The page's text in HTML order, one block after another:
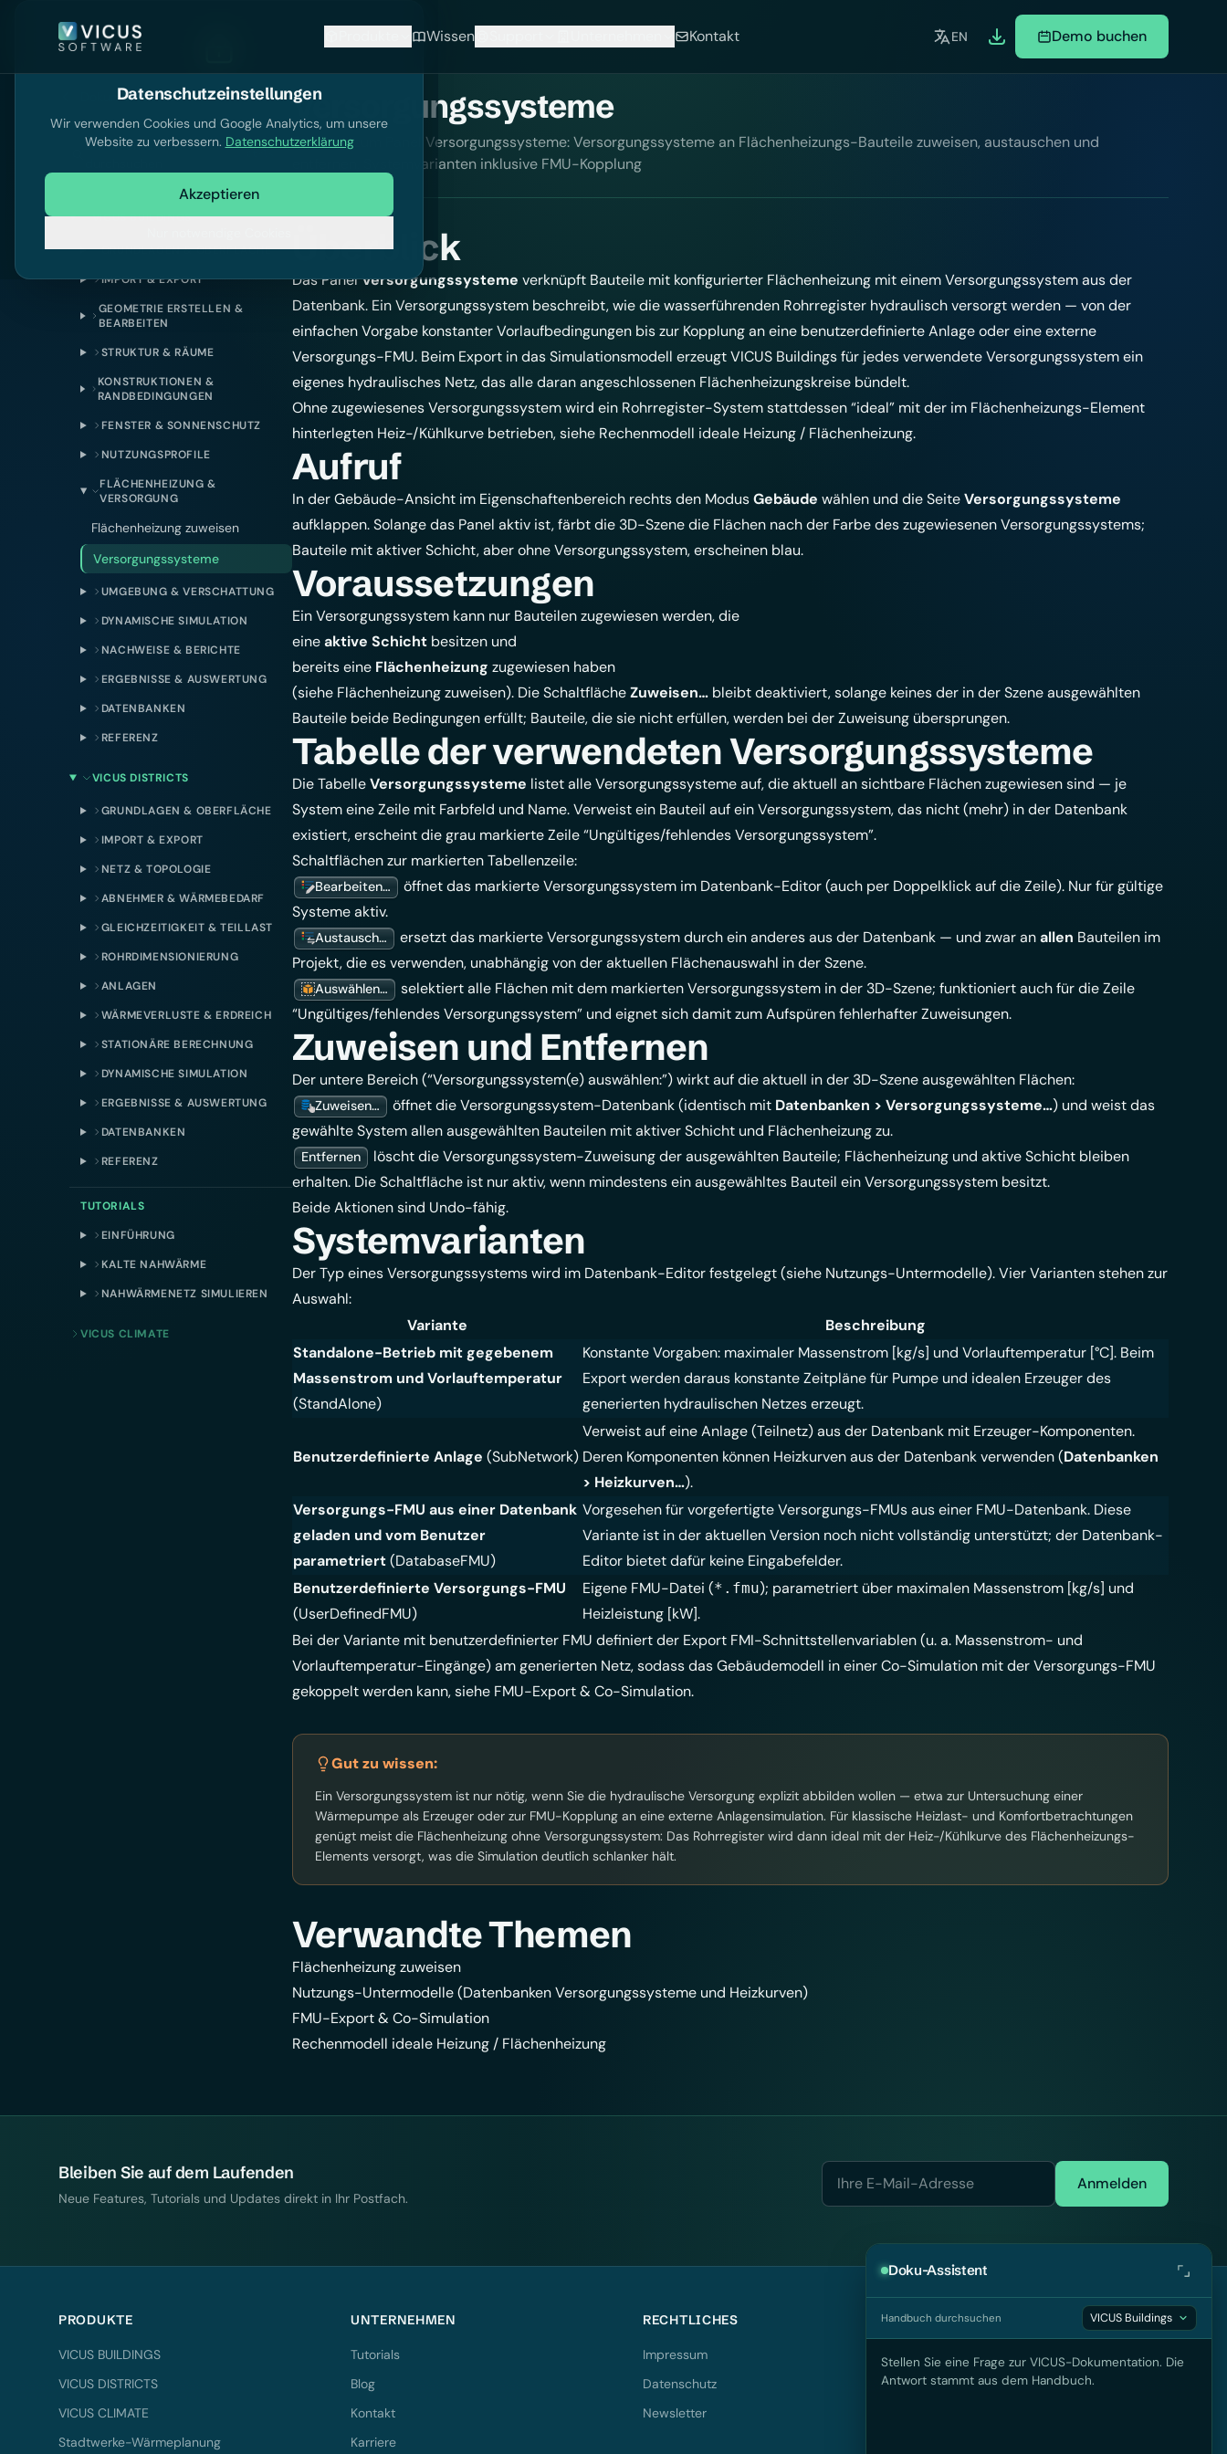
Wissen Kontakt EN Demo buchen
Dokumentation
Dokumentation
VICUS BUILDINGS
GRUNDLAGEN & OBERFLÄCHE
IMPORT & EXPORT
GEOMETRIE ERSTELLEN &
BEARBEITEN
STRUKTUR & RÄUME
KONSTRUKTIONEN &
RANDBEDINGUNGEN
FENSTER & SONNENSCHUTZ
NUTZUNGSPROFILE
FLÄCHENHEIZUNG &
VERSORGUNG
Flächenheizung zuweisen
Versorgungssysteme
UMGEBUNG & VERSCHATTUNG
DYNAMISCHE SIMULATION
NACHWEISE & BERICHTE
ERGEBNISSE & AUSWERTUNG
DATENBANKEN
REFERENZ
VICUS DISTRICTS
GRUNDLAGEN & OBERFLÄCHE
IMPORT & EXPORT
NETZ & TOPOLOGIE
ABNEHMER & WÄRMEBEDARF
GLEICHZEITIGKEIT & TEILLAST
ROHRDIMENSIONIERUNG
ANLAGEN
WÄRMEVERLUSTE & ERDREICH
STATIONÄRE BERECHNUNG
DYNAMISCHE SIMULATION
ERGEBNISSE & AUSWERTUNG
DATENBANKEN
REFERENZ
TUTORIALS
EINFÜHRUNG
KALTE NAHWÄRME
NAHWÄRMENETZ SIMULIEREN
VICUS CLIMATE
Versorgungssysteme
Referenz zum Panel Versorgungssysteme: Versorgungssysteme an Flächenheizungs-Bauteile zuweisen, austauschen und
entfernen, Systemvarianten inklusive FMU-Kopplung
Überblick
Das PanelVersorgungssysteme verknüpft Bauteile mit konfigurierter Flächenheizung mit einem Versorgungssystem aus der
Datenbank. Ein Versorgungssystem beschreibt, wie die wasserführenden Rohrregister hydraulisch versorgt werden — von der
einfachen Vorgabe konstanter Vorlaufbedingungen bis zur Kopplung an eine benutzerdefinierte Anlage oder eine externe
Versorgungs-FMU. Beim Export in das Simulationsmodell erzeugt VICUS Buildings für jedes verwendete Versorgungssystem ein
eigenes hydraulisches Netz, das alle daran angeschlossenen Flächenheizungskreise bündelt.
Ohne zugewiesenes Versorgungssystem wird ein Rohrregister-System stattdessen “ideal” mit der im Flächenheizungs-Element
hinterlegten Heiz-/Kühlkurve betrieben, siehe Rechenmodell ideale Heizung / Flächenheizung.
Aufruf
In der Gebäude-Ansicht im Eigenschaftenbereich rechts den ModusGebäude wählen und die SeiteVersorgungssysteme
aufklappen. Solange das Panel aktiv ist, färbt die 3D-Szene die Flächen nach der Farbe des zugewiesenen Versorgungssystems;
Bauteile mit aktiver Schicht, aber ohne Versorgungssystem, erscheinen blau.
Voraussetzungen
Ein Versorgungssystem kann nur Bauteilen zugewiesen werden, die
eineaktive Schicht besitzen und
bereits eine Flächenheizung zugewiesen haben
(siehe Flächenheizung zuweisen). Die SchaltflächeZuweisen… bleibt deaktiviert, solange keines der in der Szene ausgewählten
Bauteile beide Bedingungen erfüllt; Bauteile, die sie nicht erfüllen, werden bei der Zuweisung übersprungen.
Tabelle der verwendeten Versorgungssysteme
Die TabelleVersorgungssysteme listet alle Versorgungssysteme auf, die aktuell an sichtbare Flächen zugewiesen sind — je
System eine Zeile mit Farbfeld und Name. Verweist ein Bauteil auf ein Versorgungssystem, das nicht (mehr) in der Datenbank
existiert, erscheint die grau markierte Zeile “Ungültiges/fehlendes Versorgungssystem”.
Schaltflächen zur markierten Tabellenzeile:
Bearbeiten…
öffnet das markierte Versorgungssystem im Datenbank-Editor (auch per Doppelklick auf die Zeile). Nur für gültige
Systeme aktiv.
Austausch… ersetzt das markierte Versorgungssystem durch ein anderes aus der Datenbank — und zwar anallen Bauteilen im
Projekt, die es verwenden, unabhängig von der aktuellen Flächenauswahl in der Szene.
Auswählen…
selektiert alle Flächen mit dem markierten Versorgungssystem in der 3D-Szene; funktioniert auch für die Zeile
“Ungültiges/fehlendes Versorgungssystem” und eignet sich damit zum Aufspüren fehlerhafter Zuweisungen.
Zuweisen und Entfernen
Der untere Bereich (“Versorgungssystem(e) auswählen:”) wirkt auf die aktuell in der 3D-Szene ausgewählten Flächen:
Zuweisen… öffnet die Versorgungssystem-Datenbank (identisch mit Datenbanken > Versorgungssysteme…) und weist das
gewählte System allen ausgewählten Bauteilen mit aktiver Schicht und Flächenheizung zu.
Entfernen
löscht die Versorgungssystem-Zuweisung der ausgewählten Bauteile; Flächenheizung und aktive Schicht bleiben
erhalten. Die Schaltfläche ist nur aktiv, wenn mindestens ein ausgewähltes Bauteil ein Versorgungssystem besitzt.
Beide Aktionen sind Undo-fähig.
Systemvarianten
Der Typ eines Versorgungssystems wird im Datenbank-Editor festgelegt (siehe Nutzungs-Untermodelle). Vier Varianten stehen zur
Auswahl:
Variante
Beschreibung
Standalone-Betrieb mit gegebenem
Massenstrom und Vorlauftemperatur
(StandAlone)
Konstante Vorgaben: maximaler Massenstrom [kg/s] und Vorlauftemperatur [°C]. Beim
Export werden daraus konstante Zeitpläne für Pumpe und idealen Erzeuger des
generierten hydraulischen Netzes erzeugt.
Benutzerdefinierte Anlage (SubNetwork)
Verweist auf eine Anlage (Teilnetz) aus der Datenbank mit Erzeuger-Komponenten.
Deren Komponenten können Heizkurven aus der Datenbank verwenden (Datenbanken
> Heizkurven…).
Versorgungs-FMU aus einer Datenbank
geladen und vom Benutzer
parametriert(DatabaseFMU)
Vorgesehen für vorgefertigte Versorgungs-FMUs aus einer FMU-Datenbank. Diese
Variante ist in der aktuellen Version noch nicht vollständig unterstützt; der Datenbank-
Editor bietet dafür keine Eingabefelder.
Benutzerdefinierte Versorgungs-FMU
(UserDefinedFMU)
Eigene FMU-Datei (*.fmu); parametriert über maximalen Massenstrom [kg/s] und
Heizleistung [kW].
Bei der Variante mit benutzerdefinierter FMU definiert der Export FMI-Schnittstellenvariablen (u. a. Massenstrom- und
Vorlauftemperatur-Eingänge) am generierten Netz, sodass das Gebäudemodell in einer Co-Simulation mit der Versorgungs-FMU
gekoppelt werden kann, siehe FMU-Export & Co-Simulation.
Gut zu wissen:
Ein Versorgungssystem ist nur nötig, wenn Sie die hydraulische Versorgung explizit abbilden wollen — etwa zur Untersuchung einer
Wärmepumpe als Erzeuger oder zur FMU-Kopplung an eine externe Anlagensimulation. Für klassische Heizlast- und Komfortbetrachtungen
genügt meist die Flächenheizung ohne Versorgungssystem: Das Rohrregister wird dann ideal mit der Heiz-/Kühlkurve des Flächenheizungs-
Elements versorgt, was die Simulation deutlich schlanker hält.
Verwandte Themen
Flächenheizung zuweisen
Nutzungs-Untermodelle (Datenbanken Versorgungssysteme und Heizkurven)
FMU-Export & Co-Simulation
Rechenmodell ideale Heizung / Flächenheizung
Bleiben Sie auf dem Laufenden
Neue Features, Tutorials und Updates direkt in Ihr Postfach.
Anmelden
PRODUKTE
VICUS BUILDINGS
VICUS DISTRICTS
VICUS CLIMATE
Stadtwerke-Wärmeplanung
UNTERNEHMEN
Tutorials
Blog
Kontakt
Karriere
RECHTLICHES
Impressum
Datenschutz
Newsletter
KONTAKT
VICUS Software GmbH
c/o TU Dresden
Doku-Assistent
Handbuch durchsuchen
Stellen Sie eine Frage zur VICUS-Dokumentation. Die
Antwort stammt aus dem Handbuch.
Datenschutzeinstellungen
Wir verwenden Cookies und Google Analytics, um unsere
Website zu verbessern. Datenschutzerklärung
Akzeptieren